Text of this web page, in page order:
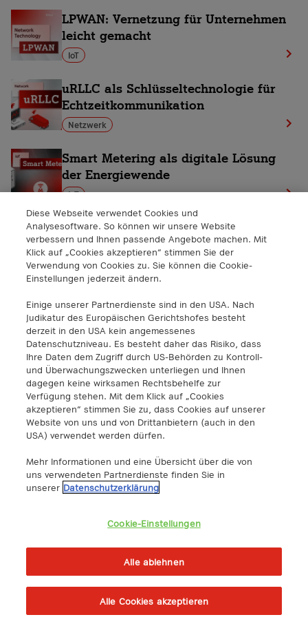
LPWAN: Vernetzung für Unternehmen
leicht gemacht
IoT
uRLLC als Schlüsseltechnologie für
Echtzeitkommunikation
Netzwerk
Smart Metering als digitale Lösung
der Energiewende
IoT
IIoT: Wie das Industrial IoT die
Produktion revolutioniert
IoT
Diese Webseite verwendet Cookies und
Analysesoftware. So können wir unsere Website
verbessern und Ihnen passende Angebote machen. Mit
Klick auf „Cookies akzeptieren“ stimmen Sie der
Verwendung von Cookies zu. Sie können die Cookie-
Einstellungen jederzeit ändern.
Einige unserer Partnerdienste sind in den USA. Nach
Judikatur des Europäischen Gerichtshofes besteht
derzeit in den USA kein angemessenes
Datenschutzniveau. Es besteht daher das Risiko, dass
Ihre Daten dem Zugriff durch US-Behörden zu Kontroll-
und Überwachungszwecken unterliegen und Ihnen
dagegen keine wirksamen Rechtsbehelfe zur
Verfügung stehen. Mit dem Klick auf „Cookies
akzeptieren“ stimmen Sie zu, dass Cookies auf unserer
Website von uns und von Drittanbietern (auch in den
USA) verwendet werden dürfen.
Mehr Informationen und eine Übersicht über die von
uns verwendeten Partnerdienste finden Sie in
unserer Datenschutzerklärung
Cookie-Einstellungen
Alle ablehnen
Alle Cookies akzeptieren